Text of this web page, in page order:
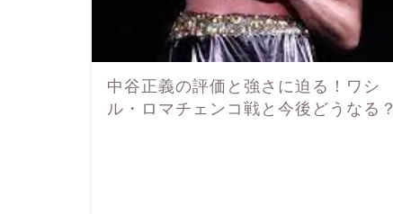
中谷正義の評価と強さに迫る！ワシ
ル・ロマチェンコ戦と今後どうなる？